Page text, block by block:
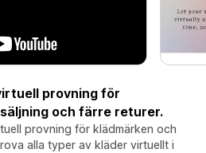
provning för
och färre returer.
provning för klädmärken och
alla typer av kläder virtuellt i